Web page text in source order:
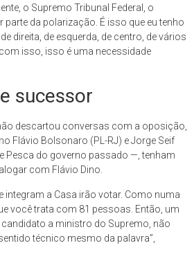
o Supremo Tribunal Federal, o
da polarização. É isso que eu tenho
direita, de esquerda, de centro, de vários
isso, isso é uma necessidade
sucessor
descartou conversas com a oposição,
Flávio Bolsonaro (PL-RJ) e Jorge Seif
Pesca do governo passado —, tenham
com Flávio Dino.
integram a Casa irão votar. Como numa
você trata com 81 pessoas. Então, um
a ministro do Supremo, não
técnico mesmo da palavra”,